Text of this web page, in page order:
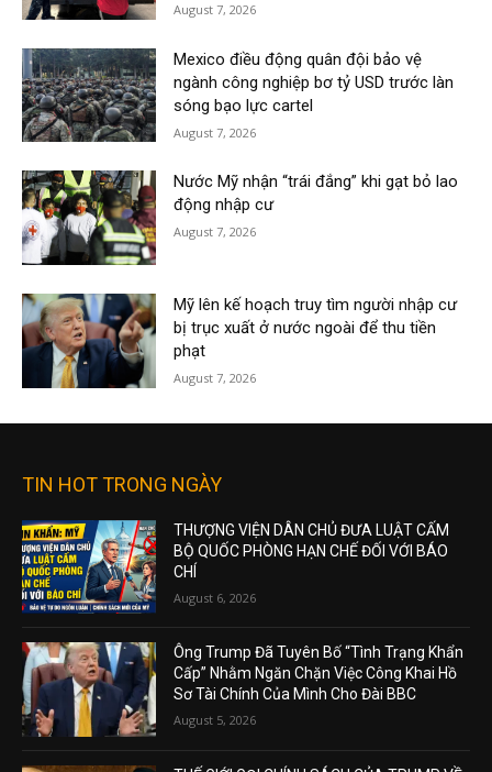
August 7, 2026
Mexico điều động quân đội bảo vệ
ngành công nghiệp bơ tỷ USD trước làn
sóng bạo lực cartel
August 7, 2026
Nước Mỹ nhận “trái đắng” khi gạt bỏ lao
động nhập cư
August 7, 2026
Mỹ lên kế hoạch truy tìm người nhập cư
bị trục xuất ở nước ngoài để thu tiền
phạt
August 7, 2026
TIN HOT TRONG NGÀY
THƯỢNG VIỆN DÂN CHỦ ĐƯA LUẬT CẤM
BỘ QUỐC PHÒNG HẠN CHẾ ĐỐI VỚI BÁO
CHÍ
August 6, 2026
Ông Trump Đã Tuyên Bố “Tình Trạng Khẩn
Cấp” Nhằm Ngăn Chặn Việc Công Khai Hồ
Sơ Tài Chính Của Mình Cho Đài BBC
August 5, 2026